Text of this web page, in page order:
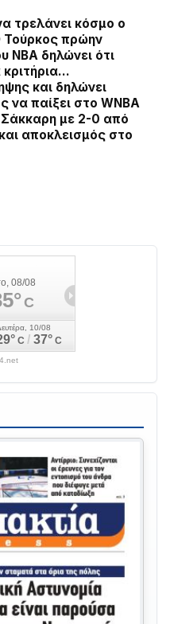
τρελάνει κόσμο ο
Τούρκος πρώην
NBA δηλώνει ότι
και δηλώνει
να παίξει στο WNBA
με 2-0 από
αποκλεισμός στο